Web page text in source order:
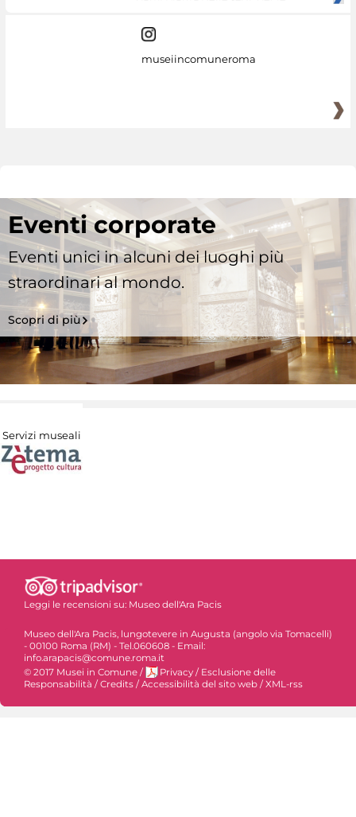
museiincomuneroma
Eventi corporate
Eventi unici in alcuni dei luoghi più
straordinari al mondo.
Scopri di più
Servizi museali
Leggi le recensioni su: Museo dell'Ara Pacis
Museo dell'Ara Pacis, lungotevere in Augusta (angolo via Tomacelli)
- 00100 Roma (RM) - Tel.060608 - Email:
info.arapacis@comune.roma.it
© 2017 Musei in Comune / Privacy / Esclusione delle
Responsabilità / Credits / Accessibilità del sito web / XML-rss